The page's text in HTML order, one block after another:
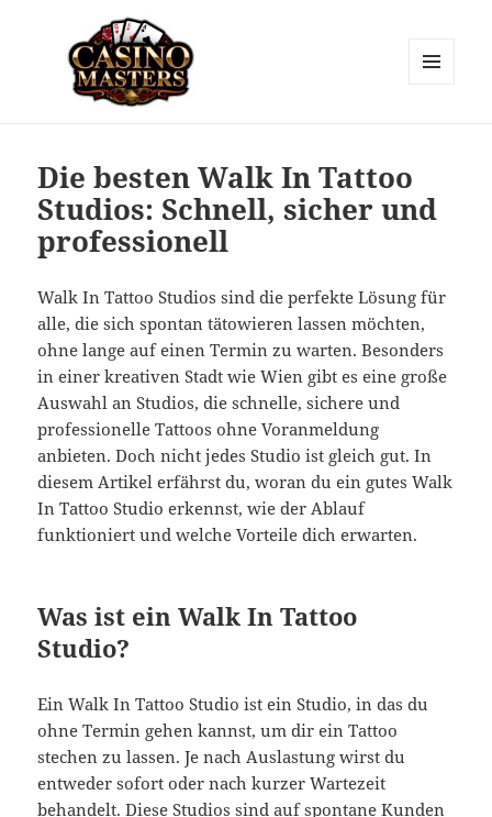
Die besten Walk In Tattoo
Studios: Schnell, sicher und
professionell
Walk In Tattoo Studios sind die perfekte Lösung für
alle, die sich spontan tätowieren lassen möchten,
ohne lange auf einen Termin zu warten. Besonders
in einer kreativen Stadt wie Wien gibt es eine große
Auswahl an Studios, die schnelle, sichere und
professionelle Tattoos ohne Voranmeldung
anbieten. Doch nicht jedes Studio ist gleich gut. In
diesem Artikel erfährst du, woran du ein gutes Walk
In Tattoo Studio erkennst, wie der Ablauf
funktioniert und welche Vorteile dich erwarten.
Was ist ein Walk In Tattoo
Studio?
Ein Walk In Tattoo Studio ist ein Studio, in das du
ohne Termin gehen kannst, um dir ein Tattoo
stechen zu lassen. Je nach Auslastung wirst du
entweder sofort oder nach kurzer Wartezeit
behandelt. Diese Studios sind auf spontane Kunden